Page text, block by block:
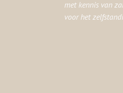
met kennis van
voor het